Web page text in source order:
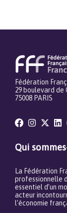
Fédération
29 boulevard de
75008 PARIS
Qui
La Fédération
professionnelle
essentiel d’un
acteur
l’économie